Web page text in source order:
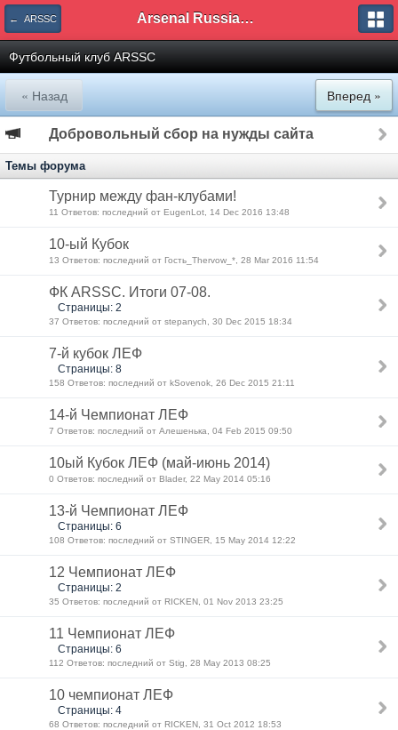
← ARSSC Arsenal Russian Speaking Supporters Club
Футбольный клуб ARSSC
« Назад Вперед »
Добровольный сбор на нужды сайта
Темы форума
Турнир между фан-клубами!
11 Ответов: последний от EugenLot, 14 Dec 2016 13:48
10-ый Кубок
13 Ответов: последний от Гость_Thervow_*, 28 Mar 2016 11:54
ФК ARSSC. Итоги 07-08.
Страницы: 2
37 Ответов: последний от stepanych, 30 Dec 2015 18:34
7-й кубок ЛЕФ
Страницы: 8
158 Ответов: последний от kSovenok, 26 Dec 2015 21:11
14-й Чемпионат ЛЕФ
7 Ответов: последний от Алешенька, 04 Feb 2015 09:50
10ый Кубок ЛЕФ (май-июнь 2014)
0 Ответов: последний от Blader, 22 May 2014 05:16
13-й Чемпионат ЛЕФ
Страницы: 6
108 Ответов: последний от STINGER, 15 May 2014 12:22
12 Чемпионат ЛЕФ
Страницы: 2
35 Ответов: последний от RICKEN, 01 Nov 2013 23:25
11 Чемпионат ЛЕФ
Страницы: 6
112 Ответов: последний от Stig, 28 May 2013 08:25
10 чемпионат ЛЕФ
Страницы: 4
68 Ответов: последний от RICKEN, 31 Oct 2012 18:53